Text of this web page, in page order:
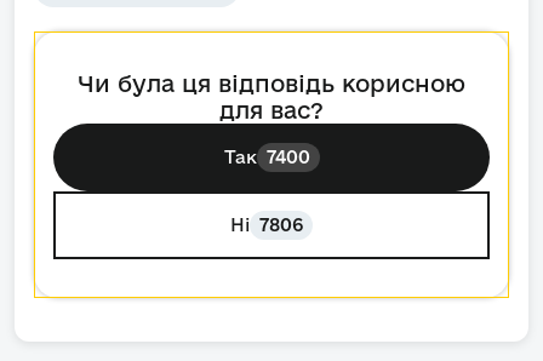
Чи була ця відповідь корисною
для вас?
Так 7400
Ні 7806